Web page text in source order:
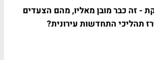
- זה כבר מובן מאליו, מהם הצעדים
תהליכי התחדשות עירונית?